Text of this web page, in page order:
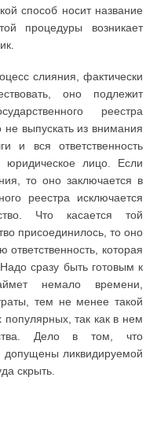
способ носит название
процедуры возникает
слияния, фактически
оно подлежит
реестра
выпускать из внимания
и вся ответственность
юридическое лицо. Если
то оно заключается в
реестра исключается
Что касается той
присоединилось, то оно
ответственность, которая
сразу быть готовым к
немало времени,
тем не менее такой
так как в нем
Дело в том, что
допущены ликвидируемой
скрыть.